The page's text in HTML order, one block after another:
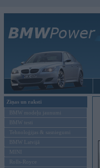
Ziņas un raksti
BMW modeļu jaunumi
BMW testi
Tehnoloģijas & sasniegumi
BMW Latvijā
MINI
Rolls-Royce